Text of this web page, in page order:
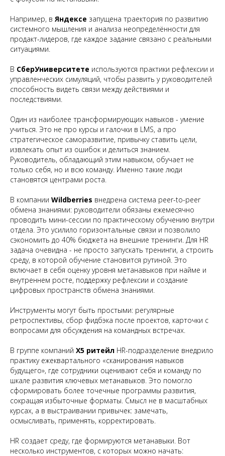
Например, в Яндексе запущена траектория по развитию
системного мышления и анализа неопределённости для
продакт-лидеров, где каждое задание связано с реальными
ситуациями.
В СберУниверситете используются практики рефлексии и
управленческих симуляций, чтобы развить у руководителей
способность видеть связи между действиями и
последствиями.
Один из наиболее трансформирующих навыков - умение
учиться. Это не про курсы и галочки в LMS, а про
стратегическое саморазвитие, привычку ставить цели,
извлекать опыт из ошибок и делиться знанием.
Руководитель, обладающий этим навыком, обучает не
только себя, но и всю команду. Именно такие люди
становятся центрами роста.
В компании Wildberries внедрена система peer-to-peer
обмена знаниями: руководители обязаны ежемесячно
проводить мини-сессии по практическому обучению внутри
отдела. Это усилило горизонтальные связи и позволило
сэкономить до 40% бюджета на внешние тренинги. Для HR
задача очевидна - не просто запускать тренинги, а строить
среду, в которой обучение становится рутиной. Это
включает в себя оценку уровня метанавыков при найме и
внутреннем росте, поддержку рефлексии и создание
цифровых пространств обмена знаниями.
Инструменты могут быть простыми: регулярные
ретроспективы, сбор фидбэка после проектов, карточки с
вопросами для обсуждения на командных встречах.
В группе компаний X5 ритейл HR-подразделение внедрило
практику ежеквартального «сканирования навыков
будущего», где сотрудники оценивают себя и команду по
шкале развития ключевых метанавыков. Это помогло
сформировать более точечные программы развития,
сокращая избыточные форматы. Смысл не в масштабных
курсах, а в выстраивании привычек: замечать,
осмысливать, применять, корректировать.
HR создает среду, где формируются метанавыки. Вот
несколько инструментов, с которых можно начать: